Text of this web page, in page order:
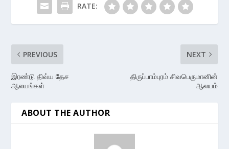
RATE:
PREVIOUS
இரண்டு திவ்ய தேச
ஆலயங்கள்
NEXT
திருப்பாம்புரம் சிவபெருமானின்
ஆலயம்
ABOUT THE AUTHOR